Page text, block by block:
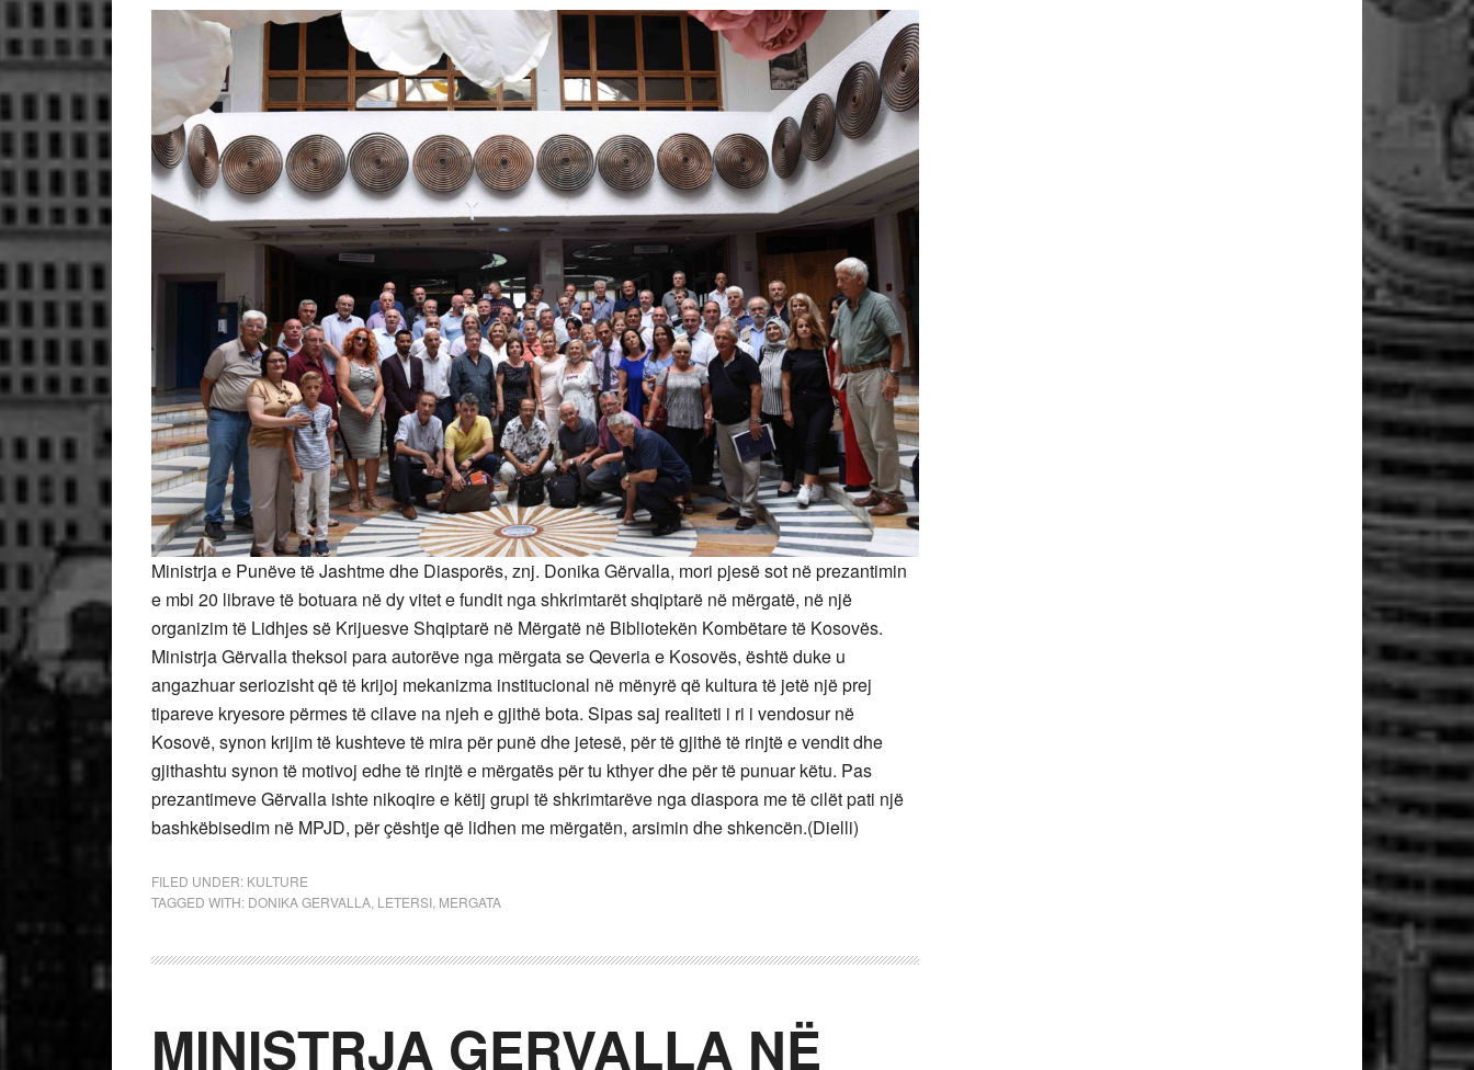
Ministrja e Punëve të Jashtme dhe Diasporës, znj. Donika Gërvalla, mori pjesë sot në prezantimin
e mbi 20 librave të botuara në dy vitet e fundit nga shkrimtarët shqiptarë në mërgatë, në një
organizim të Lidhjes së Krijuesve Shqiptarë në Mërgatë në Bibliotekën Kombëtare të Kosovës.
Ministrja Gërvalla theksoi para autorëve nga mërgata se Qeveria e Kosovës, është duke u
angazhuar seriozisht që të krijoj mekanizma institucional në mënyrë që kultura të jetë një prej
tipareve kryesore përmes të cilave na njeh e gjithë bota. Sipas saj realiteti i ri i vendosur në
Kosovë, synon krijim të kushteve të mira për punë dhe jetesë, për të gjithë të rinjtë e vendit dhe
gjithashtu synon të motivoj edhe të rinjtë e mërgatës për tu kthyer dhe për të punuar këtu. Pas
prezantimeve Gërvalla ishte nikoqire e këtij grupi të shkrimtarëve nga diaspora me të cilët pati një
bashkëbisedim në MPJD, për çështje që lidhen me mërgatën, arsimin dhe shkencën.(Dielli)
FILED UNDER: KULTURE
TAGGED WITH: DONIKA GERVALLA LETERSI MERGATA
MINISTRJA GERVALLA NË